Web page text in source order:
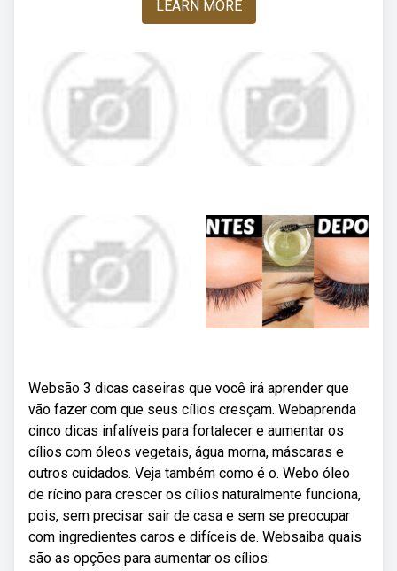
LEARN MORE
Websão 3 dicas caseiras que você irá aprender que
vão fazer com que seus cílios cresçam. Webaprenda
cinco dicas infalíveis para fortalecer e aumentar os
cílios com óleos vegetais, água morna, máscaras e
outros cuidados. Veja também como é o. Webo óleo
de rícino para crescer os cílios naturalmente funciona,
pois, sem precisar sair de casa e sem se preocupar
com ingredientes caros e difíceis de. Websaiba quais
são as opções para aumentar os cílios: